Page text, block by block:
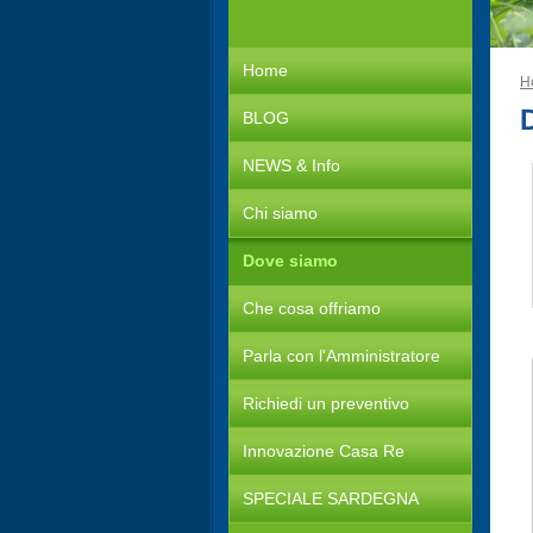
Home
BLOG
NEWS & Info
Chi siamo
Dove siamo
Che cosa offriamo
Parla con l'Amministratore
Richiedi un preventivo
Innovazione Casa Re
SPECIALE SARDEGNA